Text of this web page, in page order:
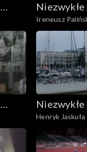
Biało-
Ireneusz
Biało-
Henryk Jaskuła